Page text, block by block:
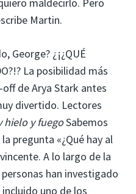
Martin.
George? ¿¡¿QUÉ
La posibilidad más
de Arya Stark antes
divertido. Lectores
hielo y fuegoSabemos
pregunta «¿Qué hay al
A lo largo de la
han investigado
uno de los